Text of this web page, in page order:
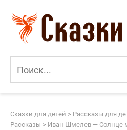
контенту
Сказки для детей > Рассказы для
Рассказы > Иван Шмелев — Солнце